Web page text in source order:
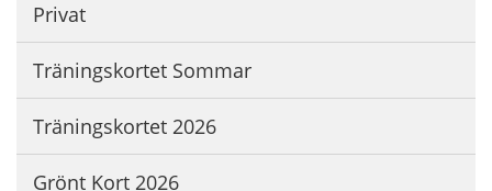
Privat
Träningskortet Sommar
Träningskortet 2026
Grönt Kort 2026